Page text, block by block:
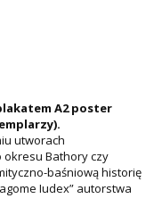
A2 poster
.
utworach
Bathory czy
baśniową historię
Iudex” autorstwa